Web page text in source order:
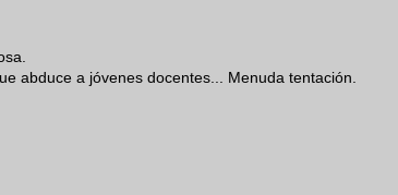
abduce a jóvenes docentes... Menuda tentación.